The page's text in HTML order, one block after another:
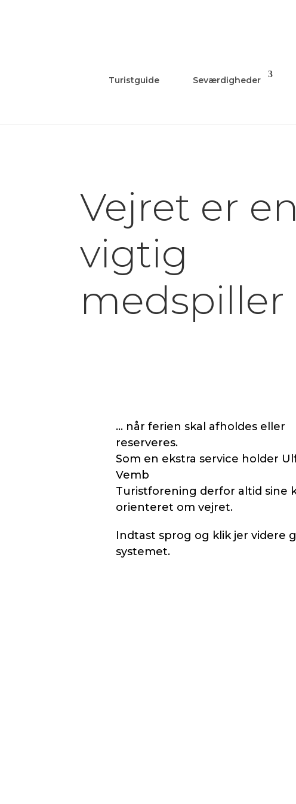
Turistguide Seværdigheder
Vejret er en
vigtig
medspiller
… når ferien skal afholdes eller
reserveres.
Som en ekstra service holder
Vemb
Turistforening derfor altid sine
orienteret om vejret.
Indtast sprog og klik jer videre
systemet.